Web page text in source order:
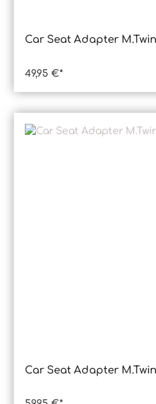
Car Seat Adapter
49,95 €*
Car Seat Adapter